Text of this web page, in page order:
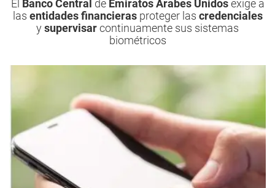
El Banco Central deEmiratos Árabes Unidosexige a
las entidades financieras proteger las credenciales
ysupervisarcontinuamente sus sistemas
biométricos